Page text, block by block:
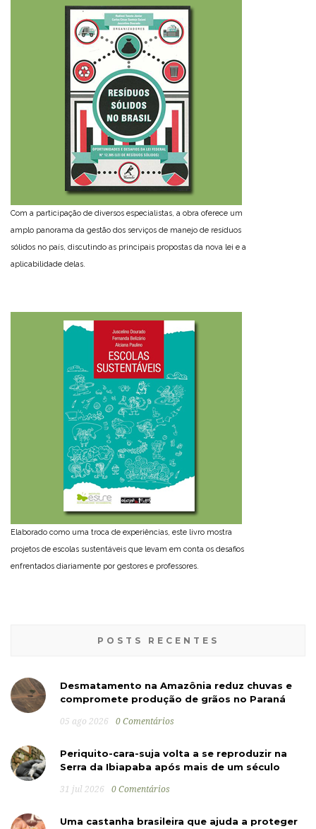
Com a participação de diversos especialistas, a obra oferece um
amplo panorama da gestão dos serviços de manejo de resíduos
sólidos no país, discutindo as principais propostas da nova lei e a
aplicabilidade delas.
Elaborado como uma troca de experiências, este livro mostra
projetos de escolas sustentáveis que levam em conta os desafios
enfrentados diariamente por gestores e professores.
POSTS RECENTES
Desmatamento na Amazônia reduz chuvas e
compromete produção de grãos no Paraná
05 ago 2026 0 Comentários
Periquito-cara-suja volta a se reproduzir na
Serra da Ibiapaba após mais de um século
31 jul 2026 0 Comentários
Uma castanha brasileira que ajuda a proteger